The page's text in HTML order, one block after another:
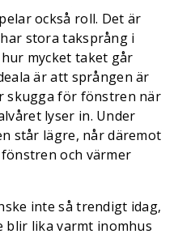
också roll. Det är
stora taksprång i
mycket taket går
är att sprången är
skugga för fönstren när
lyser in. Under
står lägre, når däremot
och värmer
inte så trendigt idag,
blir lika varmt inomhus